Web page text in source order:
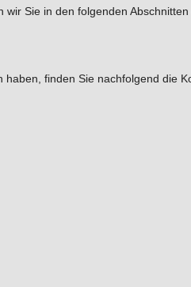
Sie in den folgenden Abschnitten
finden Sie nachfolgend die